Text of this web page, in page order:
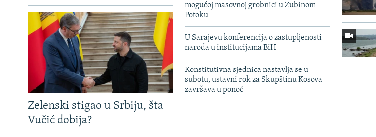
Zelenski stigao u Srbiju, šta
Vučić dobija?
mogućoj masovnoj grobnici u Zubinom
Potoku
U Sarajevu konferencija o zastupljenosti
naroda u institucijama BiH
Konstitutivna sjednica nastavlja se u
subotu, ustavni rok za Skupštinu Kosova
završava u ponoć